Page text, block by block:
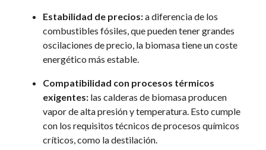
Estabilidad de precios:a diferencia de los
combustibles fósiles, que pueden tener grandes
oscilaciones de precio, la biomasa tiene un coste
energético más estable.
Compatibilidad con procesos térmicos
exigentes: las calderas de biomasa producen
vapor de alta presión y temperatura. Esto cumple
con los requisitos técnicos de procesos químicos
críticos, como la destilación.